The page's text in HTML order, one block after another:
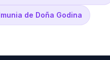
de Doña Godina